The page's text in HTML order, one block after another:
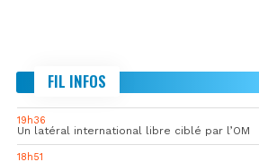
FIL INFOS
19h36
Un latéral international libre ciblé par l’OM
18h51